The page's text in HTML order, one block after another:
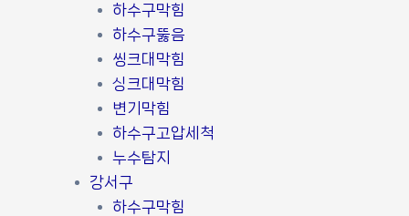
하수구막힘
하수구뚫음
씽크대막힘
싱크대막힘
변기막힘
하수구고압세척
누수탐지
강서구
하수구막힘